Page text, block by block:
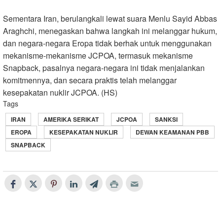
Sementara Iran, berulangkali lewat suara Menlu Sayid Abbas
Araghchi, menegaskan bahwa langkah ini melanggar hukum,
dan negara-negara Eropa tidak berhak untuk menggunakan
mekanisme-mekanisme JCPOA, termasuk mekanisme
Snapback, pasalnya negara-negara ini tidak menjalankan
komitmennya, dan secara praktis telah melanggar
kesepakatan nuklir JCPOA. (HS)
Tags
IRAN AMERIKA SERIKAT JCPOA
SANKSI
EROPA
KESEPAKATAN NUKLIR
DEWAN KEAMANAN PBB
SNAPBACK